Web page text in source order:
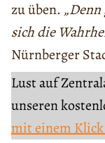
zu üben.
sich die
Nürnberger
Lust auf
unseren
mit einem